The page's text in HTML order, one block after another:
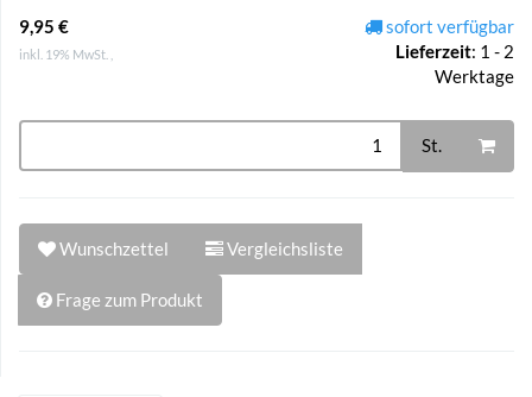
9,95 €
inkl. 19% MwSt. ,
sofort verfügbar
Lieferzeit: 1 - 2
Werktage
St.
Wunschzettel Vergleichsliste
Frage zum Produkt